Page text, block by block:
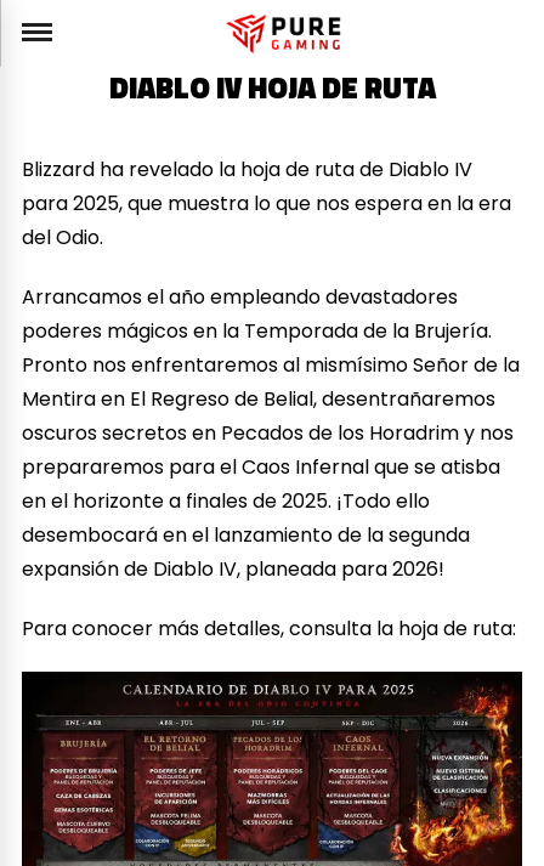
DIABLO IV HOJA DE RUTA
Blizzard ha revelado la hoja de ruta de Diablo IV
para 2025, que muestra lo que nos espera en la era
del Odio.
Arrancamos el año empleando devastadores
poderes mágicos en la Temporada de la Brujería.
Pronto nos enfrentaremos al mismísimo Señor de la
Mentira en El Regreso de Belial, desentrañaremos
oscuros secretos en Pecados de los Horadrim y nos
prepararemos para el Caos Infernal que se atisba
en el horizonte a finales de 2025. ¡Todo ello
desembocará en el lanzamiento de la segunda
expansión de Diablo IV, planeada para 2026!
Para conocer más detalles, consulta la hoja de ruta: